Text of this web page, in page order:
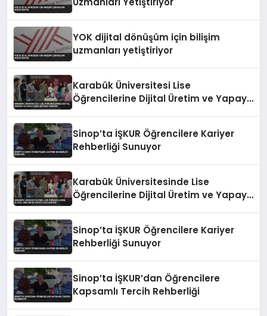
YOK dijital dönüşüm için bilişim
uzmanları yetiştiriyor
Karabük Üniversitesi Lise
Öğrencilerine Dijital Üretim ve Yapay
Sinop’ta İŞKUR Öğrencilere Kariyer
Rehberliği Sunuyor
Karabük Üniversitesinde Lise
Öğrencilerine Dijital Üretim ve Yapay
Sinop’ta İŞKUR Öğrencilere Kariyer
Rehberliği Sunuyor
Sinop’ta İŞKUR’dan Öğrencilere
Kapsamlı Tercih Rehberliği